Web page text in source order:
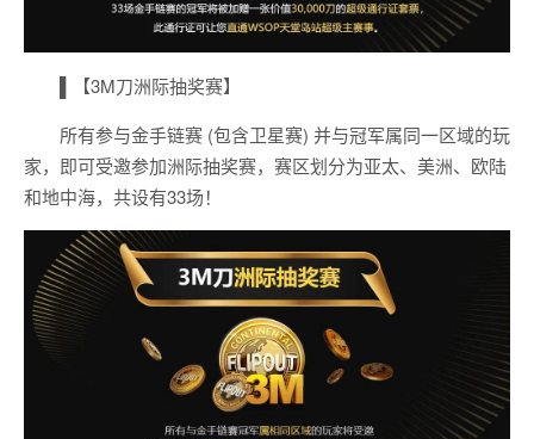
▌【3M刀洲际抽奖赛】
所有参与金手链赛 (包含卫星赛) 并与冠军属同一区域的玩
家，即可受邀参加洲际抽奖赛，赛区划分为亚太、美洲、欧陆
和地中海，共设有33场！